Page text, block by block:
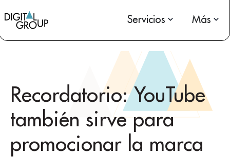
Servicios Más
Recordatorio: YouTube
también sirve para
promocionar la marca